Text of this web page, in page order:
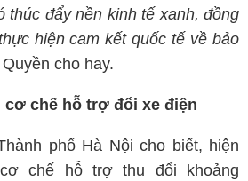
thúc đẩy nền kinh tế xanh, đồng
hiện cam kết quốc tế về bảo
cho hay.
cơ chế hỗ trợ đổi xe điện
phố Hà Nội cho biết, hiện
chế hỗ trợ thu đổi khoảng